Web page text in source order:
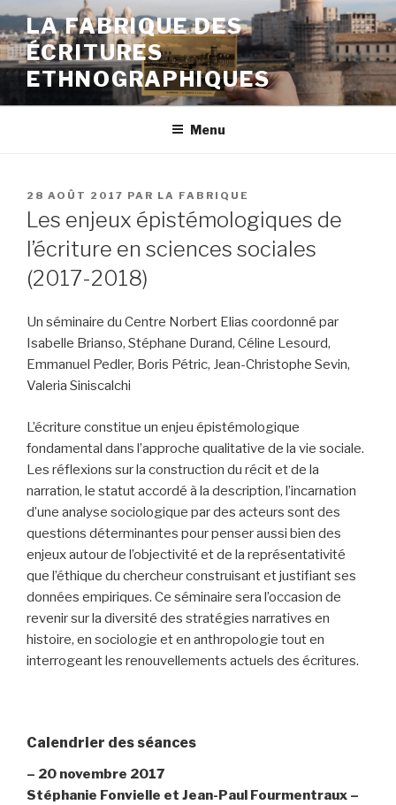
Aller
au
contenu
principal
LA FABRIQUE DES
ÉCRITURES
ETHNOGRAPHIQUES
Menu
PUBLIÉ
LE
28 AOÛT 2017 PAR LA FABRIQUE
Les enjeux épistémologiques de
l’écriture en sciences sociales
(2017-2018)
Un séminaire du Centre Norbert Elias coordonné par
Isabelle Brianso, Stéphane Durand, Céline Lesourd,
Emmanuel Pedler, Boris Pétric, Jean-Christophe Sevin,
Valeria Siniscalchi
L’écriture constitue un enjeu épistémologique
fondamental dans l’approche qualitative de la vie sociale.
Les réflexions sur la construction du récit et de la
narration, le statut accordé à la description, l’incarnation
d’une analyse sociologique par des acteurs sont des
questions déterminantes pour penser aussi bien des
enjeux autour de l’objectivité et de la représentativité
que l’éthique du chercheur construisant et justifiant ses
données empiriques. Ce séminaire sera l’occasion de
revenir sur la diversité des stratégies narratives en
histoire, en sociologie et en anthropologie tout en
interrogeant les renouvellements actuels des écritures.
Calendrier des séances
– 20 novembre 2017
Stéphanie Fonvielle et Jean-Paul Fourmentraux –